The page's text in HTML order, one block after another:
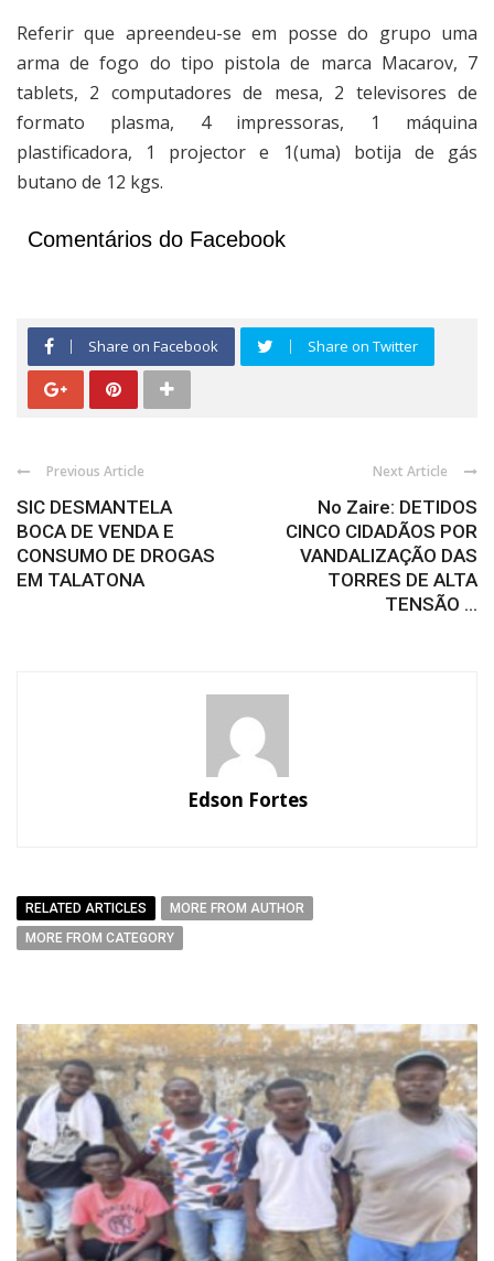
Referir que apreendeu-se em posse do grupo uma
arma de fogo do tipo pistola de marca Macarov, 7
tablets, 2 computadores de mesa, 2 televisores de
formato plasma, 4 impressoras, 1 máquina
plastificadora, 1 projector e 1(uma) botija de gás
butano de 12 kgs.
Comentários do Facebook
Share on Facebook Share on Twitter
Previous Article
SIC DESMANTELA
BOCA DE VENDA E
CONSUMO DE DROGAS
EM TALATONA
Next Article
No Zaire: DETIDOS
CINCO CIDADÃOS POR
VANDALIZAÇÃO DAS
TORRES DE ALTA
TENSÃO ...
Edson Fortes
RELATED ARTICLES
MORE FROM AUTHOR
MORE FROM CATEGORY